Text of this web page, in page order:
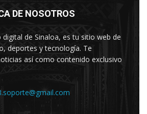
DE NOSOTROS
digital de Sinaloa, es tu sitio web de
deportes y tecnología. Te
así como contenido exclusivo